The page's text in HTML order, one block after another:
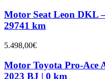
Motor Seat Leon DKL
29741 km
5.498,00€
Motor Toyota Pro-Ace
2023 BJ | 0 km